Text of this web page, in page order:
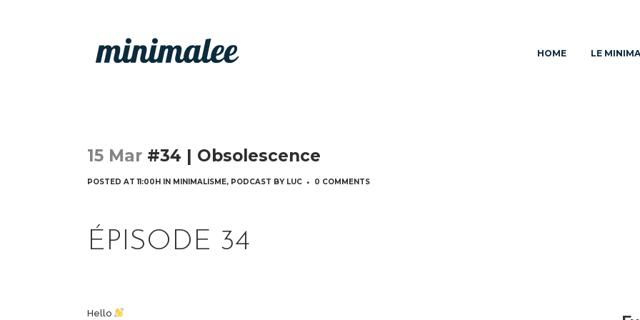
HOME LE
15 Mar #34 | Obsolescence
POSTED AT 11:00H IN MINIMALISME, PODCAST BY LUC 0 COMMENTS
ÉPISODE 34
Hello